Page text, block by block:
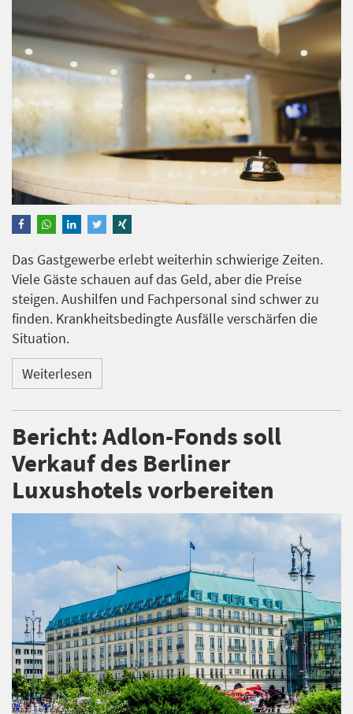
Das Gastgewerbe erlebt weiterhin schwierige Zeiten.
Viele Gäste schauen auf das Geld, aber die Preise
steigen. Aushilfen und Fachpersonal sind schwer zu
finden. Krankheitsbedingte Ausfälle verschärfen die
Situation.
Weiterlesen
Bericht: Adlon-Fonds soll
Verkauf des Berliner
Luxushotels vorbereiten